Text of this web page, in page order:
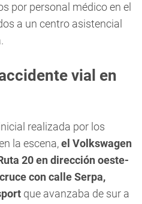
por personal médico en el
a un centro asistencial
vial en
realizada por los
la escena,el Volkswagen
20 en dirección oeste-
con calle Serpa,
que avanzaba de sur a